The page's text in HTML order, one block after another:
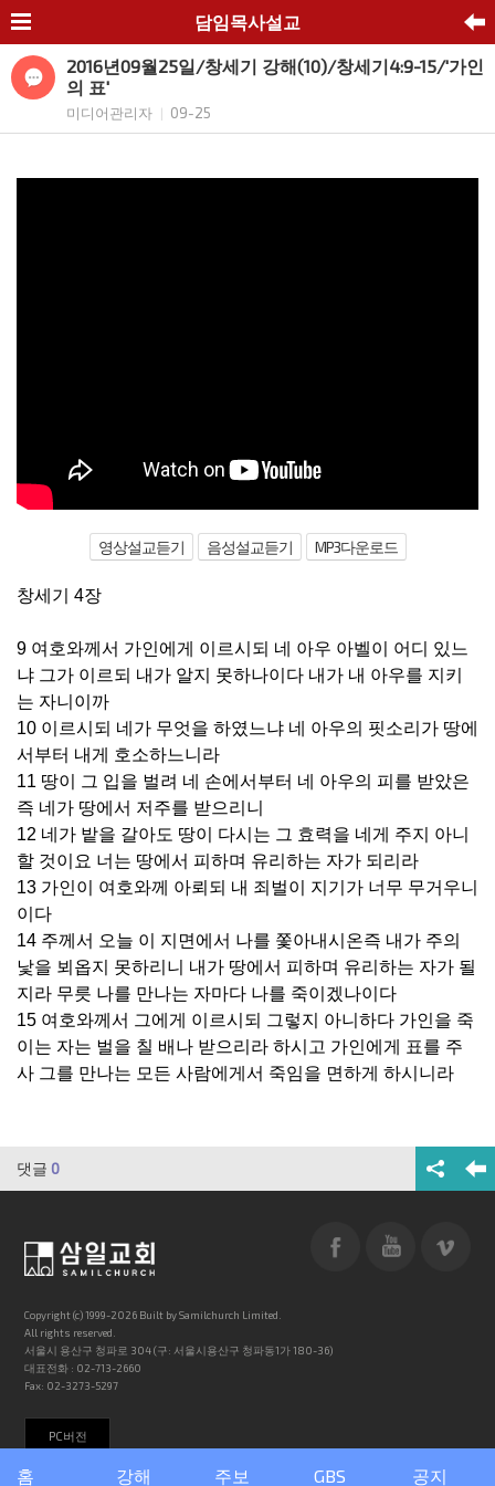
담임목사설교
2016년09월25일/창세기 강해(10)/창세기4:9-15/'가인
의 표'
미디어관리자 09-25
영상설교듣기 음성설교듣기 MP3다운로드
창세기 4장
9 여호와께서 가인에게 이르시되 네 아우 아벨이 어디 있느
냐 그가 이르되 내가 알지 못하나이다 내가 내 아우를 지키
는 자니이까
10 이르시되 네가 무엇을 하였느냐 네 아우의 핏소리가 땅에
서부터 내게 호소하느니라
11 땅이 그 입을 벌려 네 손에서부터 네 아우의 피를 받았은
즉 네가 땅에서 저주를 받으리니
12 네가 밭을 갈아도 땅이 다시는 그 효력을 네게 주지 아니
할 것이요 너는 땅에서 피하며 유리하는 자가 되리라
13 가인이 여호와께 아뢰되 내 죄벌이 지기가 너무 무거우니
이다
14 주께서 오늘 이 지면에서 나를 쫓아내시온즉 내가 주의
낯을 뵈옵지 못하리니 내가 땅에서 피하며 유리하는 자가 될
지라 무릇 나를 만나는 자마다 나를 죽이겠나이다
15 여호와께서 그에게 이르시되 그렇지 아니하다 가인을 죽
이는 자는 벌을 칠 배나 받으리라 하시고 가인에게 표를 주
사 그를 만나는 모든 사람에게서 죽임을 면하게 하시니라
댓글 0
홈 강해 주보 GBS 공지
Copyright (c) 1999-2026 Built by Samilchurch Limited.
All rights reserved.
서울시 용산구 청파로 304 (구: 서울시용산구 청파동1가 180-36)
대표전화 : 02-713-2660
Fax: 02-3273-5297
PC버전